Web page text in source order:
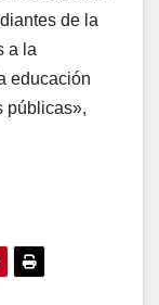
de la
a la
educación
públicas»,